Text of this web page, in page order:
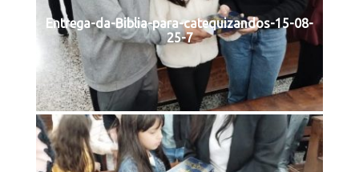
Entrega-da-Biblia-para-catequizandos-15-08-
25-7